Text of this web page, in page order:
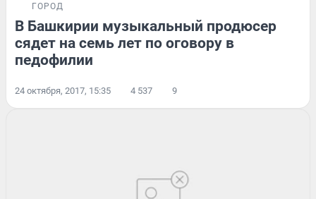
ГОРОД
В Башкирии музыкальный продюсер
сядет на семь лет по оговору в
педофилии
24 октября, 2017, 15:35 4 537 9